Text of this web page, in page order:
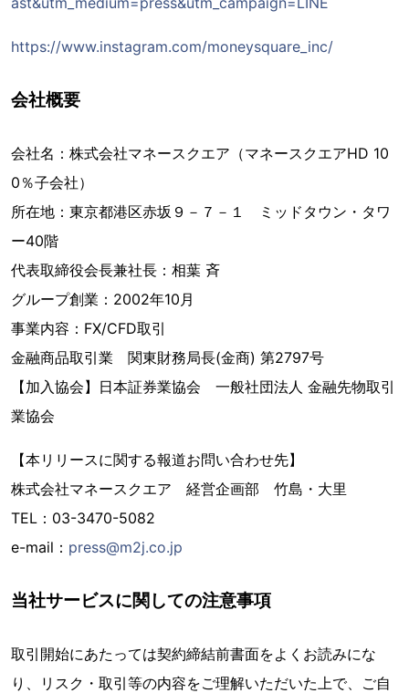
https://www.instagram.com/moneysquare_inc/
会社概要
会社名：株式会社マネースクエア（マネースクエアHD 10
0％子会社）
所在地：東京都港区赤坂９－７－１ ミッドタウン・タワ
ー40階
代表取締役会長兼社長：相葉 斉
グループ創業：2002年10月
事業内容：FX/CFD取引
金融商品取引業 関東財務局長(金商) 第2797号
【加入協会】日本証券業協会 一般社団法人 金融先物取引
業協会
【本リリースに関する報道お問い合わせ先】
株式会社マネースクエア 経営企画部 竹島・大里
TEL：03-3470-5082
e-mail： press@m2j.co.jp
当社サービスに関しての注意事項
取引開始にあたっては契約締結前書面をよくお読みにな
り、リスク・取引等の内容をご理解いただいた上で、ご自